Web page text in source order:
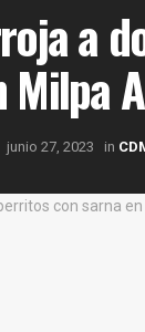
a
Milpa
junio 27, 2023 in